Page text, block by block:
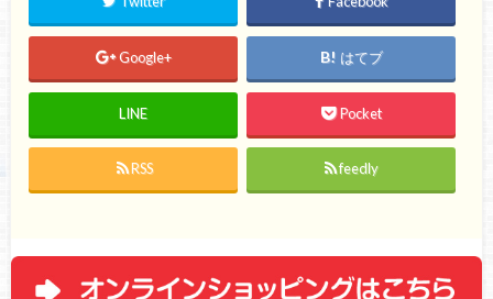
Google+ はてブ
LINE Pocket
RSS feedly